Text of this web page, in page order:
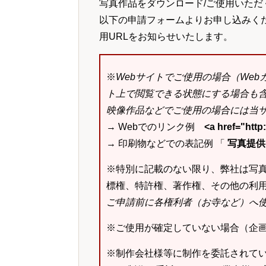
写真作品をダウンロード/ご使用いただ
以下の申請フォームよりお申し込み
用URLをお知らせいたします。
※Webサイトでご使用の場合（Web
ト上で閲覧できる状態にする場合も
映像作品などでご使用の場合には当
→ Webでのリンク例 <a
→ 印刷物などでの表記例 「 写真提
※特別に記載のない限り、弊社は写
標権、特許権、著作権、その他の利
ご申請前に各権利者（お寺など）へ
※ご使用が確定していない場合（企
※制作会社様等に制作を委託されて